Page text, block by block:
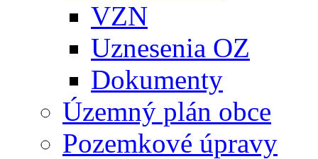
VZN
Uznesenia OZ
Dokumenty
Územný plán obce
Pozemkové úpravy